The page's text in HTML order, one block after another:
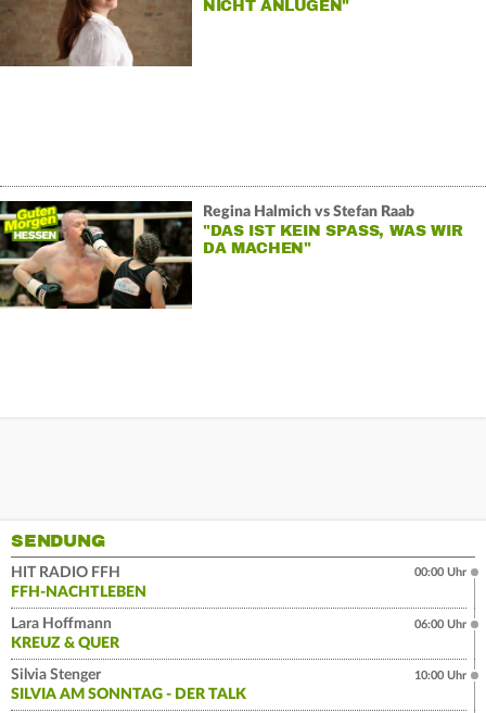
NICHT ANLÜGEN"
Regina Halmich vs Stefan Raab
"DAS IST KEIN SPASS, WAS WIR D
A MACHEN"
SENDUNG
HIT RADIO FFH
FFH-NACHTLEBEN
00:00 Uhr
Lara Hoffmann
KREUZ & QUER
06:00 Uhr
Silvia Stenger
SILVIA AM SONNTAG - DER TALK
10:00 Uhr